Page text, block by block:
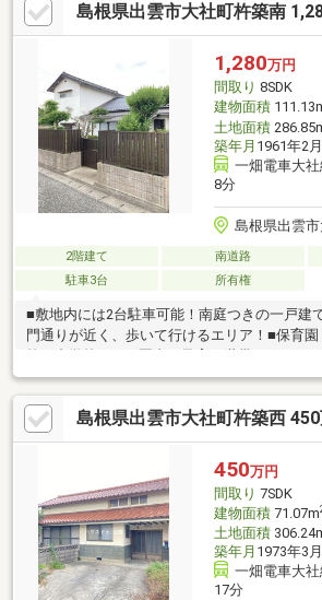
島根県出雲市大社町杵築南
1,280万円
間取り 8SDK
建物面積
土地面積
築年月 1961年2
一畑電車大
8分
島根県出雲
2階建て 南道路
駐車3台
所有権
■敷地内には2台駐車可能！南庭つきの一戸建
門通りが近く、歩いて行けるエリア！■保育
電車も利用しやすい距離にあり、通勤通学に
ピタ大社店まで277ｍの距離です！
島根県出雲市大社町杵築西
450万円
間取り 7SDK
建物面積71.07m
土地面積
築年月 1973年3
一畑電車大
17分